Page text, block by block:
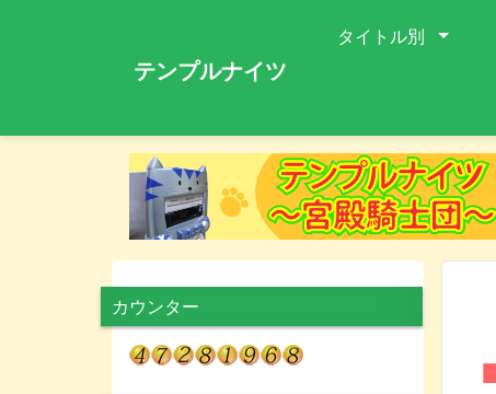
テンプルナイツ
タイトル別
カウンター